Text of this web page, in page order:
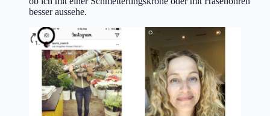
besser aussehe.